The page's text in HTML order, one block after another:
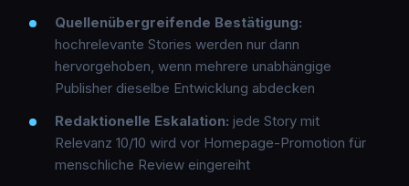
Quellenübergreifende Bestätigung:
hochrelevante Stories werden nur dann
hervorgehoben, wenn mehrere unabhängige
Publisher dieselbe Entwicklung abdecken
Redaktionelle Eskalation: jede Story mit
Relevanz 10/10 wird vor Homepage-Promotion für
menschliche Review eingereiht